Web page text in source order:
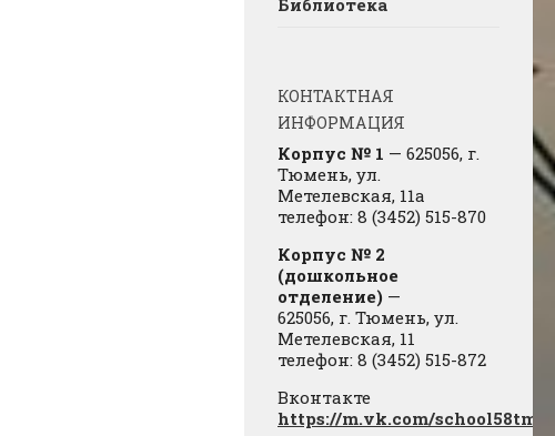
КОНТАКТНАЯ
ИНФОРМАЦИЯ
Корпус № 1 — 625056, г.
Тюмень, ул.
Метелевская, 11а
телефон: 8 (3452) 515-870
Корпус № 2
(дошкольное
отделение) —
625056, г. Тюмень, ул.
Метелевская, 11
телефон: 8 (3452) 515-872
Вконтакте
https://m.vk.com/school58tmn